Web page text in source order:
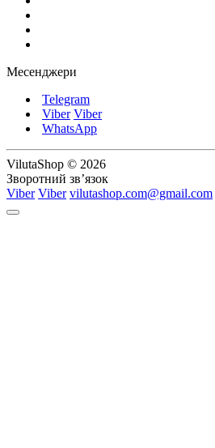
Месенджери
Telegram
Viber Viber
WhatsApp
VilutaShop © 2026
Зворотний зв’язок
Viber Viber vilutashop.com@gmail.com